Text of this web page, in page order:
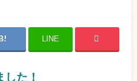
LINE
た！